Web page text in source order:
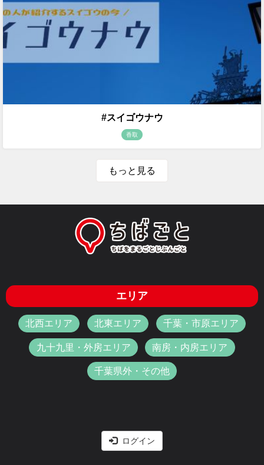
#スイゴウナウ
香取
もっと見る
エリア
北西エリア 北東エリア 千葉・市原エリア
九十九里・外房エリア 南房・内房エリア
千葉県外・その他
ログイン